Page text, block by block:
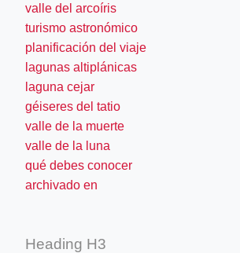
valle del arcoíris
turismo astronómico
planificación del viaje
lagunas altiplánicas
laguna cejar
géiseres del tatio
valle de la muerte
valle de la luna
qué debes conocer
archivado en
Heading H3